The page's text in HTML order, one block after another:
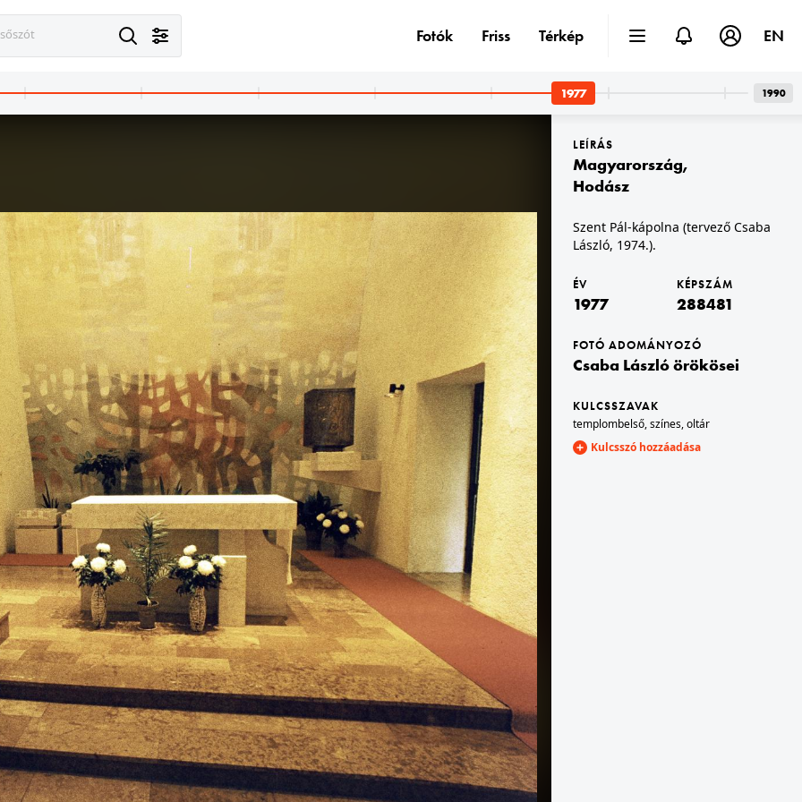
Östhammar
atomerőmű.
1977 · Stockholm
Hamngatan, jobbra a Hamngatan 37. szám.
1977 · Stockholm
Vällingby Torg, Vällingby Centrum (bevásárlóközpont).
Hajós
baráti társaság a Hajósi utca egyik pincéje előtt.
1977 · Dunaföldvár
Beszédes József híd, szemben a rácsszerkezet között a Szent Anna ferences templom látható.
1977
a Szent Márton-templom, ettől jobbra a Petőfi Sándor utca torkolata.
1977 · Hodász
Szent Pál-kápolna (tervező Csaba László, 1974.).
Szent Pál-kápolna (tervező Csaba László, 1974.).
LEÍRÁS
Magyarország,
Hodász
Szent Pál-kápolna (tervező Csaba
László, 1974.).
ÉV
1977
KÉPSZÁM
288481
FOTÓ ADOMÁNYOZÓ
Csaba László örökösei
KULCSSZAVAK
templombelső,színes,oltár
Kulcsszó hozzáadása
Fotók Friss Térkép EN
1990
1977